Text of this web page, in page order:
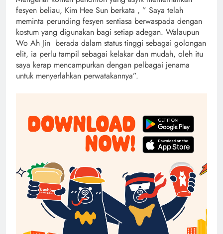
fesyen beliau, Kim Hee Sun berkata , ” Saya telah
meminta perunding fesyen sentiasa berwaspada dengan
kostum yang digunakan bagi setiap adegan. Walaupun
Wo Ah Jin berada dalam status tinggi sebagai golongan
elit, ia perlu tampil sebagai kelakar dan mudah, oleh itu
saya kerap mencampurkan dengan pelbagai jenama
untuk menyerlahkan perwatakannya”.